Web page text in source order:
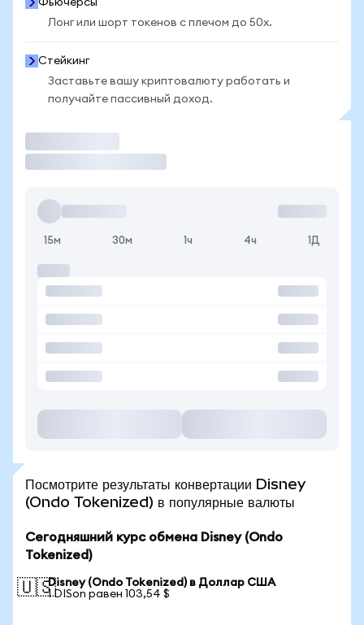
Фьючерсы
Лонг или шорт токенов с плечом до 50x.
Стейкинг
Заставьте вашу криптовалюту работать и
получайте пассивный доход.
15м 30м 1ч 4ч 1Д
Посмотрите результаты конвертации Disney
(Ondo Tokenized) в популярные валюты
Сегодняшний курс обмена Disney (Ondo
Tokenized)
🇺🇸Disney (Ondo Tokenized) в Доллар США
1 DISon равен 103,54 $